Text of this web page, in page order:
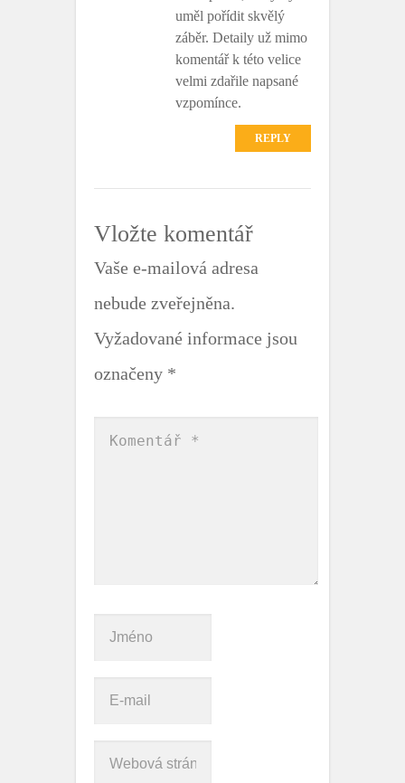
uměl pořídit skvělý
záběr. Detaily už mimo
komentář k této velice
velmi zdařile napsané
vzpomínce.
REPLY
Vložte komentář
Vaše e-mailová adresa
nebude zveřejněna.
Vyžadované informace jsou
označeny *